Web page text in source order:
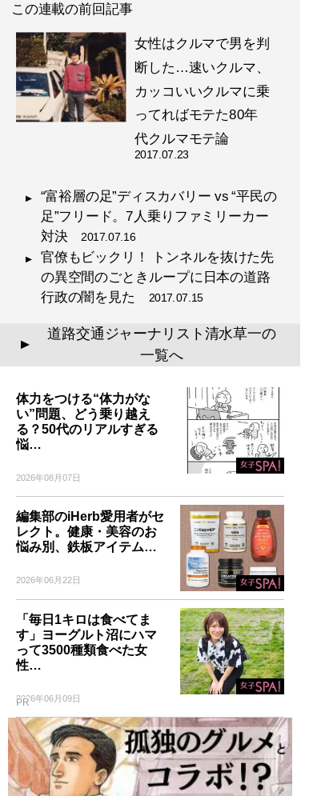
この連載の前回記事
女性はクルマで男を判
断した…速いクルマ、
カッコいいクルマに乗
ってればモテた80年
代クルマモテ論
2017.07.23
“富裕層の足”ディスカバリー vs “平民の
足”フリード。7人乗りファミリーカー
対決
2017.07.16
官僚もビックリ！ トンネルを抜けた先
の異空間のごときループに日本の道路
行政の闇を見た
2017.07.15
▲
道路交通ジャーナリスト清水草一の
一覧へ
体力をつける“体力がな
い”問題、どう乗り越え
る？50代のリアルすぎる
悩…
2026年08月07日
編集部のiHerb愛用者がセ
レクト。健康・美容のお
悩み別、鉄板アイテム…
2026年06月22日
「毎日1キロは食べてま
す」ヨーグルト沼にハマ
って3500種類食べた女
性…
2026年06月09日
PR